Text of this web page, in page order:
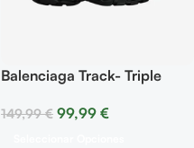
Balenciaga Track- Triple
149,99€ 99,99 €